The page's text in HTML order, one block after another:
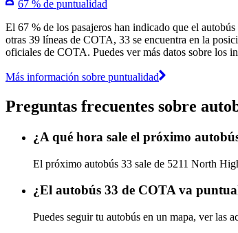
67 % de puntualidad
El 67 % de los pasajeros han indicado que el
otras 39 líneas de COTA, 33 se encuentra en la
oficiales de COTA. Puedes ver más datos sobre los
Más información sobre puntualidad
Preguntas frecuentes sobre
¿A qué hora sale el próximo
El próximo autobús 33 sale de 5211 North
¿El autobús 33 de COTA va
Puedes seguir tu autobús en un mapa, ver las